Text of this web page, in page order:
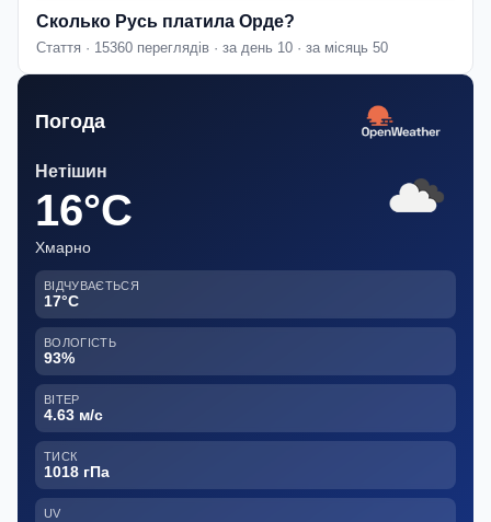
Сколько Русь платила Орде?
Стаття · 15360 переглядів · за день 10 · за місяць 50
Погода
Нетішин
16°C
Хмарно
ВІДЧУВАЄТЬСЯ
17°C
ВОЛОГІСТЬ
93%
ВІТЕР
4.63 м/с
ТИСК
1018 гПа
UV